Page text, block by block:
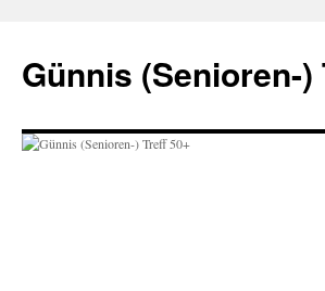
springen
Günnis (Senioren-)